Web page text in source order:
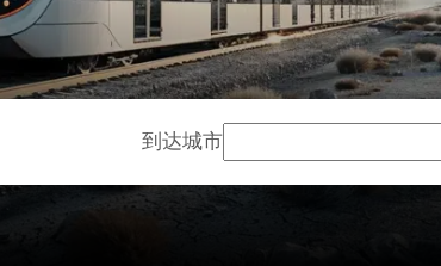
到达城市